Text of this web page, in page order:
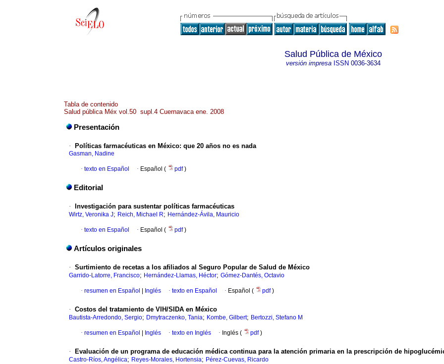
Salud Pública de México
versión impresaISSN 0036-3634
Tabla de contenido
Salud pública Méx vol.50 supl.4 Cuernavaca ene. 2008
Presentación
· Políticas farmacéuticas en México: que 20 años no es nada
Gasman, Nadine
· texto en Español · Español ( pdf)
Editorial
· Investigación para sustentar políticas farmacéuticas
Wirtz, Veronika J; Reich, Michael R; Hernández-Ávila, Mauricio
· texto en Español · Español ( pdf)
Artículos originales
· Surtimiento de recetas a los afiliados al Seguro Popular de Salud de México
Garrido-Latorre, Francisco; Hernández-Llamas, Héctor; Gómez-Dantés, Octavio
· resumen en Español Inglés · texto en Español · Español ( pdf)
· Costos del tratamiento de VIH/SIDA en México
Bautista-Arredondo, Sergio; Dmytraczenko, Tania; Kombe, Gilbert; Bertozzi, Stefano M
· resumen en Español Inglés · texto en Inglés · Inglés ( pdf)
· Evaluación de un programa de educación médica continua para la atención primaria en la prescripción de
Castro-Ríos, Angélica; Reyes-Morales, Hortensia; Pérez-Cuevas, Ricardo